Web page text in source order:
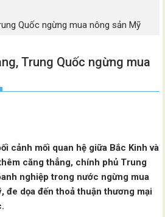
Quốc ngừng mua nông sản Mỹ
Trung Quốc ngừng mua
cảnh mối quan hệ giữa Bắc Kinh và
căng thẳng, chính phủ Trung
nghiệp trong nước ngừng mua
đe dọa đến thoả thuận thương mại